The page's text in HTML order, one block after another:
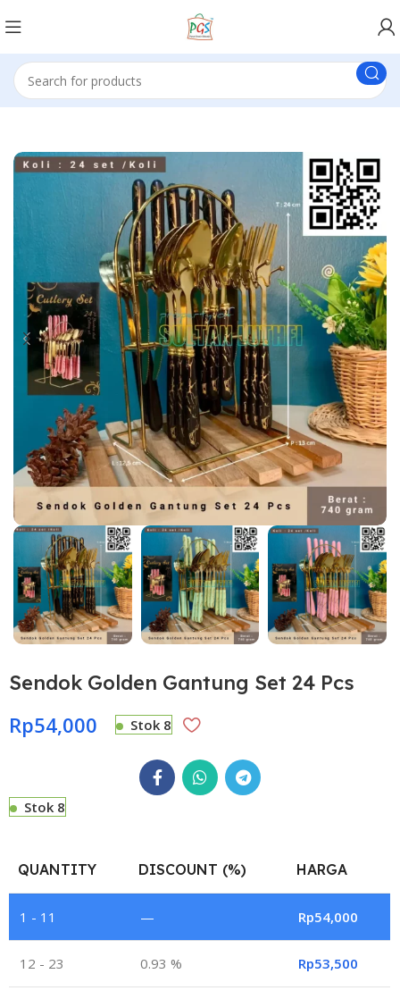
Sendok Golden Gantung Set 24 Pcs
Rp54,000 Stok 8
Stok 8
QUANTITY DISCOUNT (%) HARGA
1 - 11 — Rp54,000
12 - 23 0.93 % Rp53,500